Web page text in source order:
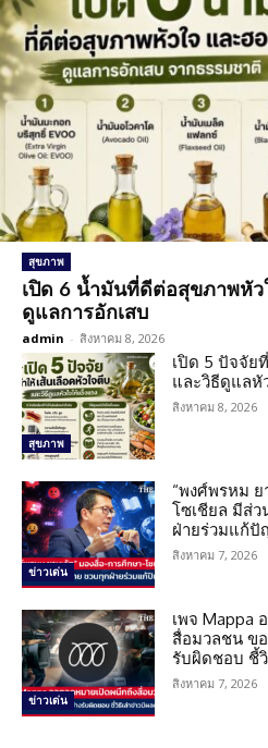
สุขภาพ
เปิด 6 น้ำมันที่ดีต่อสุขภาพหั
ดูแลการอักเสบ
admin - สิงหาคม 8, 2026
สุขภาพ
เปิด 5 ปัจจัย
และวิธีดูแลหั
สิงหาคม 8, 2026
ข่าวเด่น
“พงศ์พรหม
โซเชียล มีส่
ฝ่ายร่วมแก้ปั
สิงหาคม 7, 2026
ข่าวเด่น
เพจ Mappa
สื่อมวลชน ข
รับผิดชอบ ชี้
สิงหาคม 7, 2026